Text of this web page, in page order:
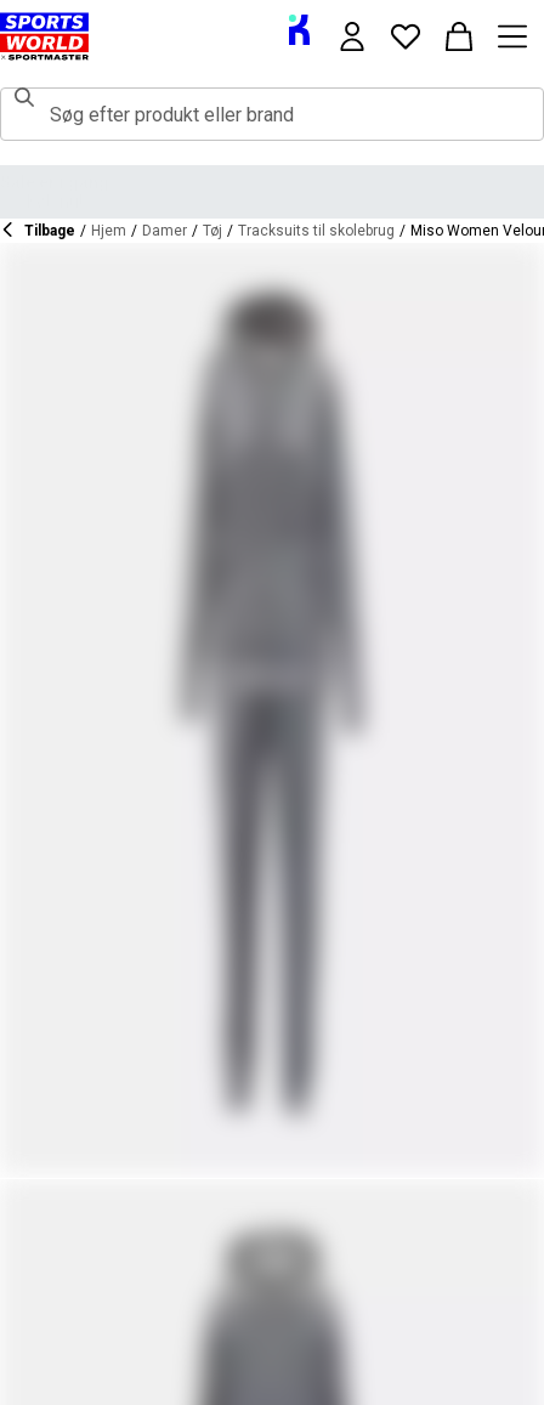
Tilbage / Hjem / Damer / Tøj / Tracksuits til skolebrug / Miso Women